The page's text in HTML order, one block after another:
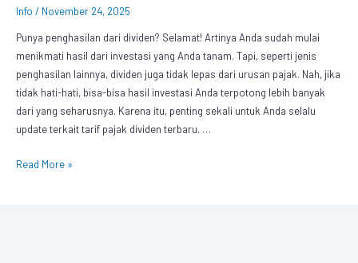
Info / November 24, 2025
Punya penghasilan dari dividen? Selamat! Artinya Anda sudah mulai
menikmati hasil dari investasi yang Anda tanam. Tapi, seperti jenis
penghasilan lainnya, dividen juga tidak lepas dari urusan pajak. Nah, jika
tidak hati-hati, bisa-bisa hasil investasi Anda terpotong lebih banyak
dari yang seharusnya. Karena itu, penting sekali untuk Anda selalu
update terkait tarif pajak dividen terbaru. …
Read More »